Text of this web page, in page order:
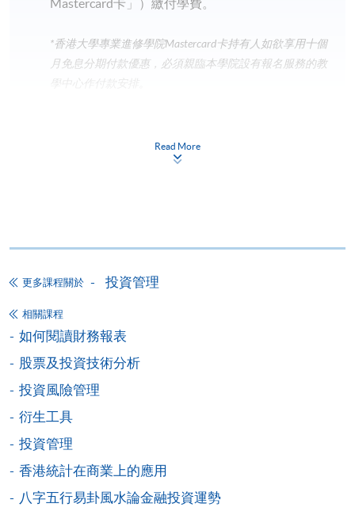
Mastercard卡」）繳付學費。
*香港大學專業進修學院Mastercard卡持有人如欲享用十個
月免息分期付款優惠，必須親臨本學院設有報名服務的教
報讀同一學歷頒授課程內其他單元
個別課程為須報讀同一學歷頒授課程及其他單元或繳
交下期學費的學員，提供網上服務，如學員就讀的課
程設有此服務，課程負責人會通知學員有關程序。
網上支付可通過「繳費靈」(PPS) (不適用於手機)、
Pay) 、「支付寶」(Online Alipay) 或 「轉數快」(FPS)
繳付學費。
Read More
更多課程關於 投資管理
相關課程
如何閱讀財務報表
股票及投資技術分析
投資風險管理
衍生工具
投資管理
香港統計在商業上的應用
八字五行易卦風水論金融投資運勢